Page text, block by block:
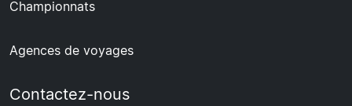
Championnats
Agences de voyages
Contactez-nous